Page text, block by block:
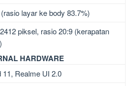
layar ke body 83.7%)
piksel, rasio 20:9 (kerapatan
HARDWARE
11, Realme UI 2.0